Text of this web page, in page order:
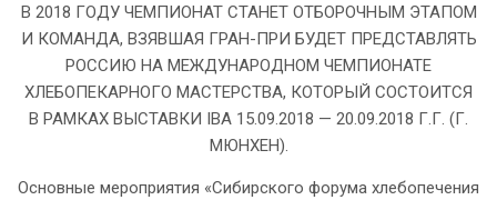
В 2018 ГОДУ ЧЕМПИОНАТ СТАНЕТ ОТБОРОЧНЫМ ЭТАПОМ
И КОМАНДА, ВЗЯВШАЯ ГРАН-ПРИ БУДЕТ ПРЕДСТАВЛЯТЬ
РОССИЮ НА МЕЖДУНАРОДНОМ ЧЕМПИОНАТЕ
ХЛЕБОПЕКАРНОГО МАСТЕРСТВА, КОТОРЫЙ СОСТОИТСЯ
В РАМКАХ ВЫСТАВКИ IBA 15.09.2018 — 20.09.2018 Г.Г. (Г.
МЮНХЕН).
Основные мероприятия «Сибирского форума хлебопечения